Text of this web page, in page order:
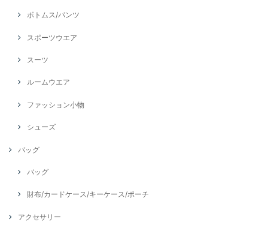
ボトムス/パンツ
スポーツウエア
スーツ
ルームウエア
ファッション小物
シューズ
バッグ
バッグ
財布/カードケース/キーケース/ポーチ
アクセサリー